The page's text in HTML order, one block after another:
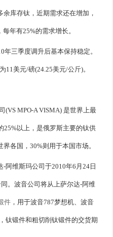
库存钛，近期需求还在增加，
年有25%的需求增长。
三季度调升后基本保持稳定。
11美元/磅(24.25美元/公斤)。
(VS MPO-A VISMA) 是世界上最
25%以上，是俄罗斯主要的钛供
各国，30%则用于本国市场。
阿维斯玛公司于2010年6月24日
。波音公司将从上萨尔达-阿维
件 ，用于波音787梦想机、波音
钛锻件和粗切削钛锻件的交货期